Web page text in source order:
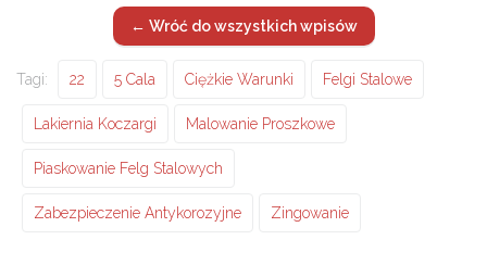
← Wróć do wszystkich wpisów
Tagi: 22 5 Cala Ciężkie Warunki Felgi Stalowe
Lakiernia Koczargi Malowanie Proszkowe
Piaskowanie Felg Stalowych
Zabezpieczenie Antykorozyjne Zingowanie